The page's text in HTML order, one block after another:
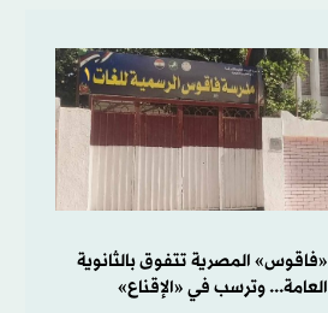
«فاقوس» المصرية تتفوق بالثانوية
العامة... وترسب في «الإقناع»